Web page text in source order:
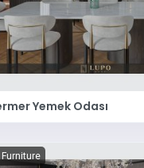
Yemek Odası
Furniture